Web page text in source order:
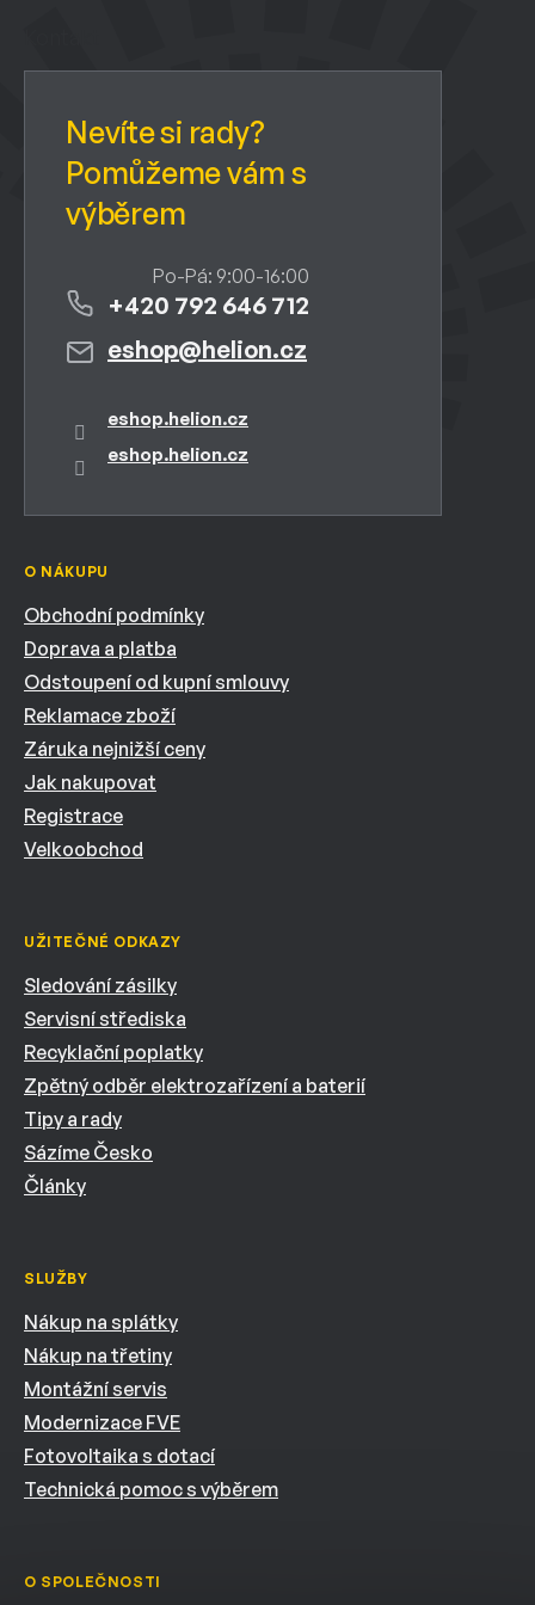
eshop@helion.cz
+420 792 646 712
eshop.helion.cz
eshop.helion.cz
O NÁKUPU
Obchodní podmínky
Doprava a platba
Odstoupení od kupní smlouvy
Reklamace zboží
Záruka nejnižší ceny
Jak nakupovat
Registrace
Velkoobchod
UŽITEČNÉ ODKAZY
Sledování zásilky
Servisní střediska
Recyklační poplatky
Zpětný odběr elektrozařízení a baterií
Tipy a rady
Sázíme Česko
Články
SLUŽBY
Nákup na splátky
Nákup na třetiny
Montážní servis
Modernizace FVE
Fotovoltaika s dotací
Technická pomoc s výběrem
O SPOLEČNOSTI